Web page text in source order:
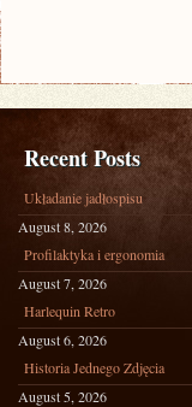
Recent Posts
Układanie jadłospisu
August 8, 2026
Profilaktyka i ergonomia
August 7, 2026
Harlequin Retro
August 6, 2026
Historia Jednego Zdjęcia
August 5, 2026